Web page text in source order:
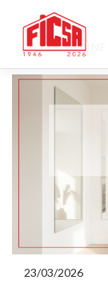
MAGAZINE
23/03/2026